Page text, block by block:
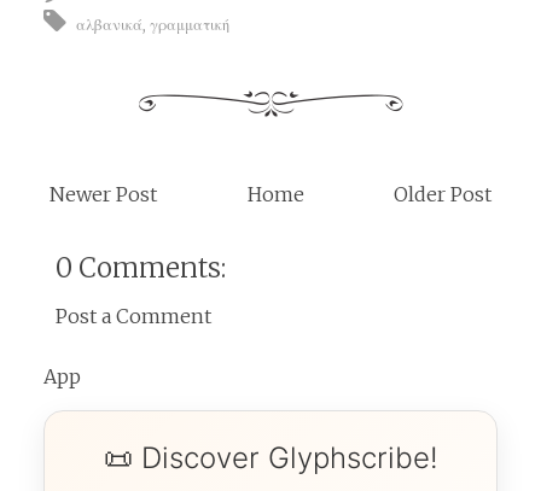
αλβανικά γραμματική
Newer Post Older Post
Home
0 Comments:
Post a Comment
App
📜 Discover Glyphscribe!